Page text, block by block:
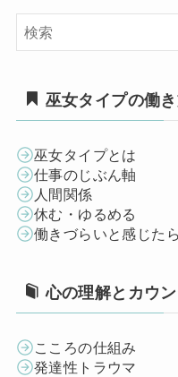
巫女タイプの働
巫女タイプとは
仕事のじぶん軸
人間関係
休む・ゆるめる
働きづらいと感じたら
心の理解とカウ
こころの仕組み
発達性トラウマ